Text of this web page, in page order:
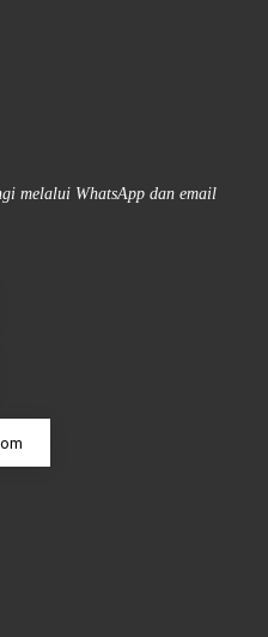
melalui WhatsApp dan email